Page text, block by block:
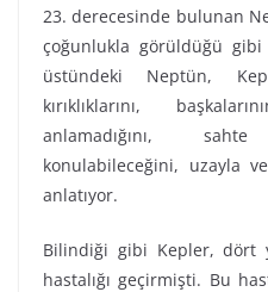
23. derecesinde bulunan
çoğunlukla görüldüğü
üstündeki Neptün,
kırıklıklarını,
anlamadığını,
konulabileceğini, uzayla
anlatıyor.
Bilindiği gibi Kepler, dört
hastalığı geçirmişti. Bu